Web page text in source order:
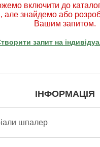
включити до
але знайдемо або
Вашим запитом.
запит на
ІНФОРМАЦІЯ
шпалер